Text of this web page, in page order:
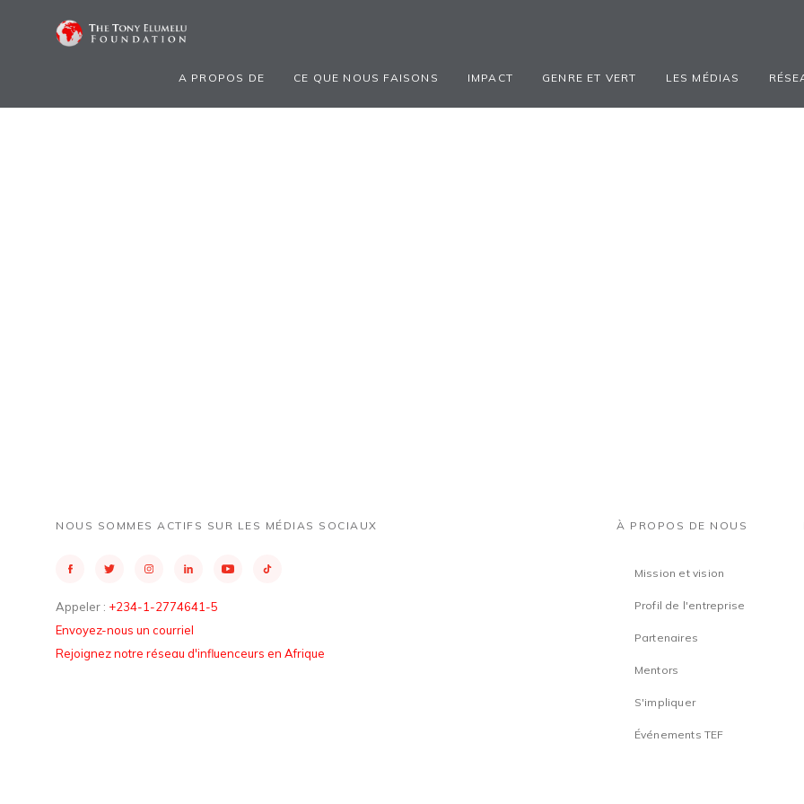
A PROPOS DE CE QUE NOUS FAISONS IMPACT GENRE ET VERT LES MÉDIAS
NOUS SOMMES ACTIFS SUR LES MÉDIAS SOCIAUX
Appeler : +234-1-2774641-5
Envoyez-nous un courriel
Rejoignez notre réseau d'influenceurs en Afrique
À PROPOS DE NOUS
Mission et vision
Profil de l'entreprise
Partenaires
Mentors
S'impliquer
Événements TEF